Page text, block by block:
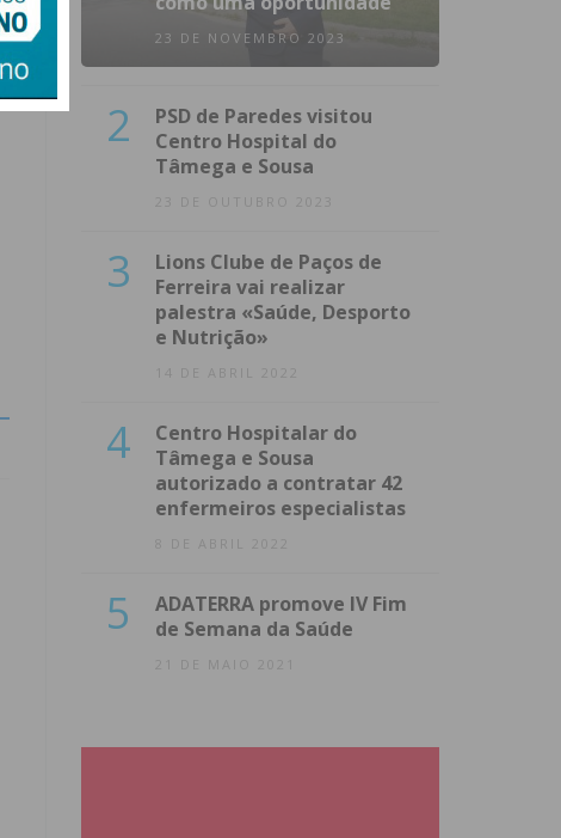
23 DE NOVEMBRO 2023
2
PSD de Paredes visitou
Centro Hospital do
Tâmega e Sousa
23 DE OUTUBRO 2023
3
Lions Clube de Paços de
Ferreira vai realizar
palestra «Saúde, Desporto
e Nutrição»
14 DE ABRIL 2022
4
Centro Hospitalar do
Tâmega e Sousa
autorizado a contratar 42
enfermeiros especialistas
8 DE ABRIL 2022
5
ADATERRA promove IV Fim
de Semana da Saúde
21 DE MAIO 2021